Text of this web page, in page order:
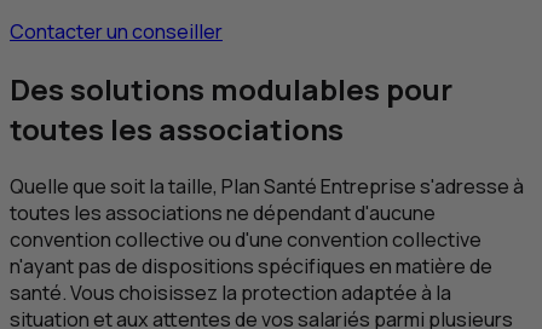
Contacter un conseiller
Des solutions modulables pour
toutes les associations
Quelle que soit la taille, Plan Santé Entreprise s'adresse à
toutes les associations ne dépendant d'aucune
convention collective ou d'une convention collective
n'ayant pas de dispositions spécifiques en matière de
santé. Vous choisissez la protection adaptée à la
situation et aux attentes de vos salariés parmi plusieurs